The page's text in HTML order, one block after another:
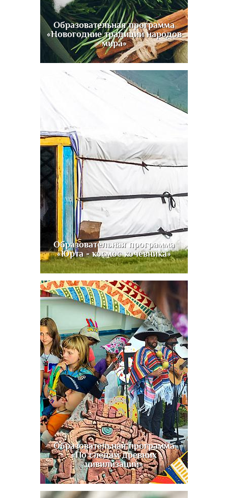
Образовательная программа
«Новогодние традиции народов
мира»
Образовательная программа
«Юрта - космос кочевника»
Образовательная программа
«По следам древних
цивилизаций»